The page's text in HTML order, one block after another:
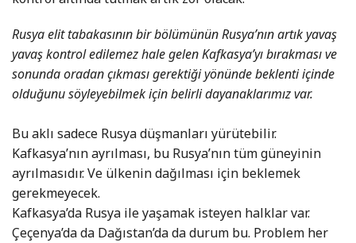
Rusya elit tabakasının bir bölümünün Rusya’nın artık yavaş
yavaş kontrol edilemez hale gelen Kafkasya’yı bırakması ve
sonunda oradan çıkması gerektiği yönünde beklenti içinde
olduğunu söyleyebilmek için belirli dayanaklarımız var.
Bu aklı sadece Rusya düşmanları yürütebilir.
Kafkasya’nın ayrılması, bu Rusya’nın tüm güneyinin
ayrılmasıdır. Ve ülkenin dağılması için beklemek
gerekmeyecek.
Kafkasya’da Rusya ile yaşamak isteyen halklar var.
Çeçenya’da da Dağıstan’da da durum bu. Problem her